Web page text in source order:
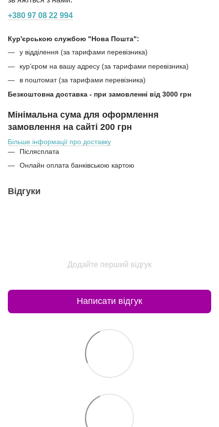
+380 97 08 22 994
Кур'єрською службою "Нова Пошта":
у відділення (за тарифами перевізника)
кур’єром на вашу адресу (за тарифами перевізника)
в поштомат (за тарифами перевізника)
Безкоштовна доставка - при замовленні від 3000 грн
Мінімальна сума для оформлення
замовлення на сайті 200 грн
Більше інформації про доставку
Післясплата
Онлайн оплата банківською картою
Відгуки
Додайте перший відгук
Написати відгук